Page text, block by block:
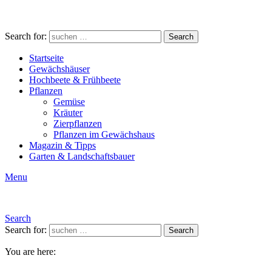
Search for: Search
Startseite
Gewächshäuser
Hochbeete & Frühbeete
Pflanzen
Gemüse
Kräuter
Zierpflanzen
Pflanzen im Gewächshaus
Magazin & Tipps
Garten & Landschaftsbauer
Menu
Search
Search for:
Search
You are here: